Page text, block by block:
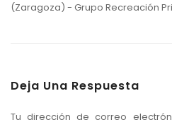
(Zaragoza) - Grupo Recreación
Deja Una Respuesta
Tu dirección de correo